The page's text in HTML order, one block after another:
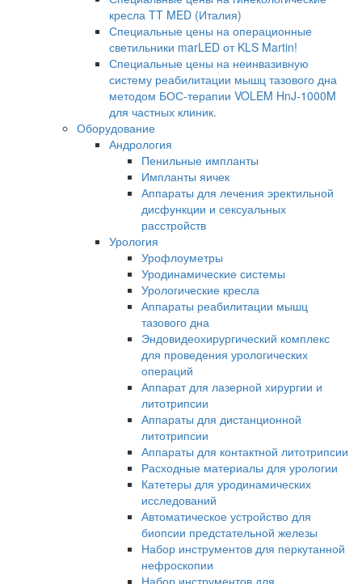
кресла TT MED (Италия)
Специальные цены на операционные
светильники marLED от KLS Martin!
Специальные цены на неинвазивную
систему реабилитации мышц тазового дна
методом БОС-терапии VOLEM HnJ-1000M
для частных клиник.
Оборудование
Андрология
Пенильные импланты
Импланты яичек
Аппараты для лечения эректильной
дисфункции и сексуальных
расстройств
Урология
Урофлоуметры
Уродинамические системы
Урологические кресла
Аппараты реабилитации мышц
тазового дна
Эндовидеохирургический комплекс
для проведения урологических
операций
Аппарат для лазерной хирургии и
литотрипсии
Аппараты для дистанционной
литотрипсии
Аппараты для контактной литотрипсии
Расходные материалы для урологии
Катетеры для уродинамических
исследований
Автоматическое устройство для
биопсии предстательной железы
Набор инструментов для перкутанной
нефроскопии